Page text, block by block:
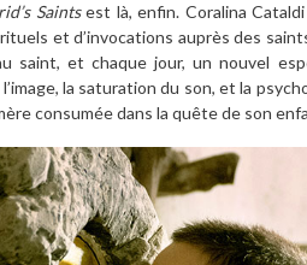
Saintsest là, enfin. Coralina
et d’invocations auprès des
saint, et chaque jour, un nouvel
la saturation du son, et la
consumée dans la quête de son